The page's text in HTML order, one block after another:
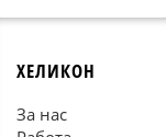
ХЕЛИКОН
За нас